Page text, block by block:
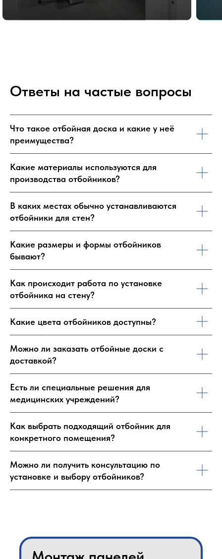
Ответы на частые вопросы
Что такое отбойная доска и какие у неё
преимущества?
Какие материалы используются для
производства отбойников?
В каких местах обычно устанавливаются
отбойники для стен?
Какие размеры и формы отбойников
бывают?
Как происходит работа по установке
отбойника на стену?
Какие цвета отбойников доступны?
Можно ли заказать отбойные доски с
доставкой?
Есть ли специальные решения для
медицинских учреждений?
Как выбрать подходящий отбойник для
конкретного помещения?
Можно ли получить консультацию по
установке и выбору отбойников?